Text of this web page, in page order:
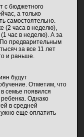
с бюджетного
а только
самостоятельно.
(2 часа в неделю),
час в неделю). А за
предварительным
за все 11 лет
и раньше.
будут
Отметим, что
семье появился
Однако
в средней
еще оплатить